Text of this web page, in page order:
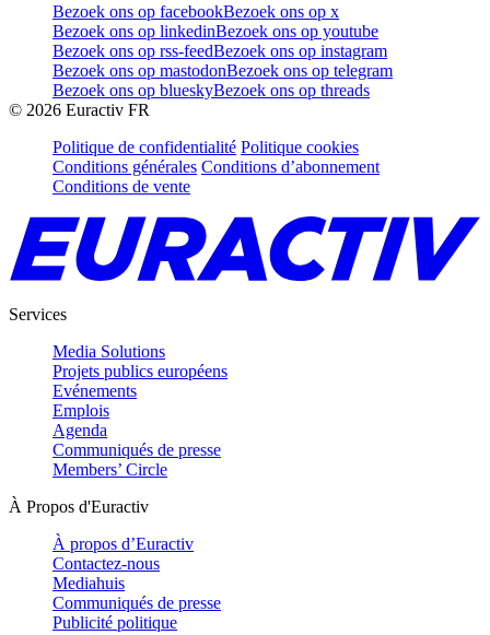
Bezoek ons op facebookBezoek ons op x
Bezoek ons op linkedinBezoek ons op youtube
Bezoek ons op rss-feedBezoek ons op instagram
Bezoek ons op mastodonBezoek ons op telegram
Bezoek ons op blueskyBezoek ons op threads
© 2026 Euractiv FR
Politique de confidentialité Politique cookies
Conditions générales Conditions d’abonnement
Conditions de vente
Services
Media Solutions
Projets publics européens
Evénements
Emplois
Agenda
Communiqués de presse
Members’ Circle
À Propos d'Euractiv
À propos d’Euractiv
Contactez-nous
Mediahuis
Communiqués de presse
Publicité politique